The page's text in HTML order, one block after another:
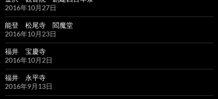
2016年10月27日
能登 松尾寺 閻魔堂
2016年10月23日
福井 宝慶寺
2016年10月2日
福井 永平寺
2016年9月13日